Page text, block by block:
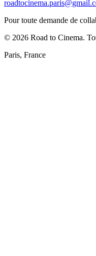
Pour toute demande de
© 2026 Road to Cinema.
Paris, France